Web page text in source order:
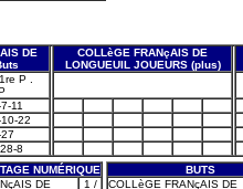
DE
COLLèGE FRANçAIS DE
LONGUEUIL JOUEURS (plus)
P .
11
22
8
NUMÉRIQUE
DE
1 /
BUTS
COLLèGE FRANçAIS DE